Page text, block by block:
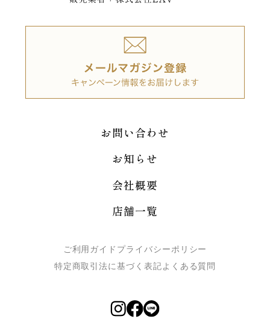
お問い合わせ
お知らせ
会社概要
店舗一覧
ご利用ガイド プライバシーポリシー
特定商取引法に基づく表記よくある質問